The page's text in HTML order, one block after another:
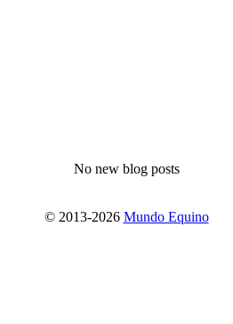
No new blog posts
© 2013-2026 Mundo Equino